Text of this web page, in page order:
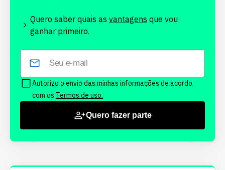
Quero saber quais as vantagens que vou
ganhar primeiro.
Autorizo o envio das minhas informações de acordo
com os Termos de uso.
Quero fazer parte